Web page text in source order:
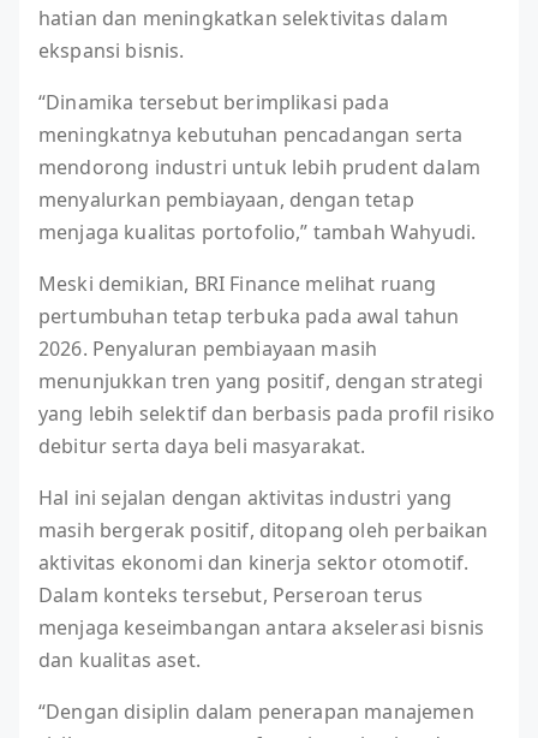
hatian dan meningkatkan selektivitas dalam
ekspansi bisnis.
“Dinamika tersebut berimplikasi pada
meningkatnya kebutuhan pencadangan serta
mendorong industri untuk lebih prudent dalam
menyalurkan pembiayaan, dengan tetap
menjaga kualitas portofolio,” tambah Wahyudi.
Meski demikian, BRI Finance melihat ruang
pertumbuhan tetap terbuka pada awal tahun
2026. Penyaluran pembiayaan masih
menunjukkan tren yang positif, dengan strategi
yang lebih selektif dan berbasis pada profil risiko
debitur serta daya beli masyarakat.
Hal ini sejalan dengan aktivitas industri yang
masih bergerak positif, ditopang oleh perbaikan
aktivitas ekonomi dan kinerja sektor otomotif.
Dalam konteks tersebut, Perseroan terus
menjaga keseimbangan antara akselerasi bisnis
dan kualitas aset.
“Dengan disiplin dalam penerapan manajemen